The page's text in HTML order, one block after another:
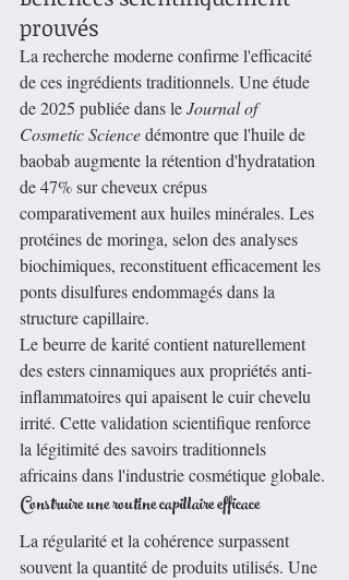
prouvés
La recherche moderne confirme l'efficacité
de ces ingrédients traditionnels. Une étude
de 2025 publiée dans le Journal of
Cosmetic Science démontre que l'huile de
baobab augmente la rétention d'hydratation
de 47% sur cheveux crépus
comparativement aux huiles minérales. Les
protéines de moringa, selon des analyses
biochimiques, reconstituent efficacement les
ponts disulfures endommagés dans la
structure capillaire.
Le beurre de karité contient naturellement
des esters cinnamiques aux propriétés anti-
inflammatoires qui apaisent le cuir chevelu
irrité. Cette validation scientifique renforce
la légitimité des savoirs traditionnels
africains dans l'industrie cosmétique globale.
Construire une routine capillaire efficace
La régularité et la cohérence surpassent
souvent la quantité de produits utilisés. Une